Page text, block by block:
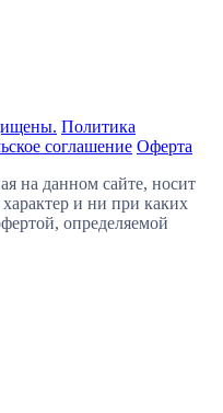
Политика
соглашение Оферта
на данном сайте, носит
и ни при каких
определяемой